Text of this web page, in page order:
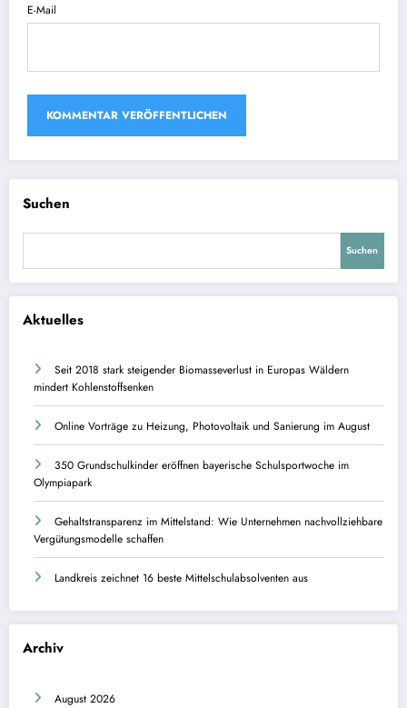
E-Mail
Suchen
Suchen
Aktuelles
Seit 2018 stark steigender Biomasseverlust in Europas Wäldern
mindert Kohlenstoffsenken
Online Vorträge zu Heizung, Photovoltaik und Sanierung im August
350 Grundschulkinder eröffnen bayerische Schulsportwoche im
Olympiapark
Gehaltstransparenz im Mittelstand: Wie Unternehmen nachvollziehbare
Vergütungsmodelle schaffen
Landkreis zeichnet 16 beste Mittelschulabsolventen aus
Archiv
August 2026